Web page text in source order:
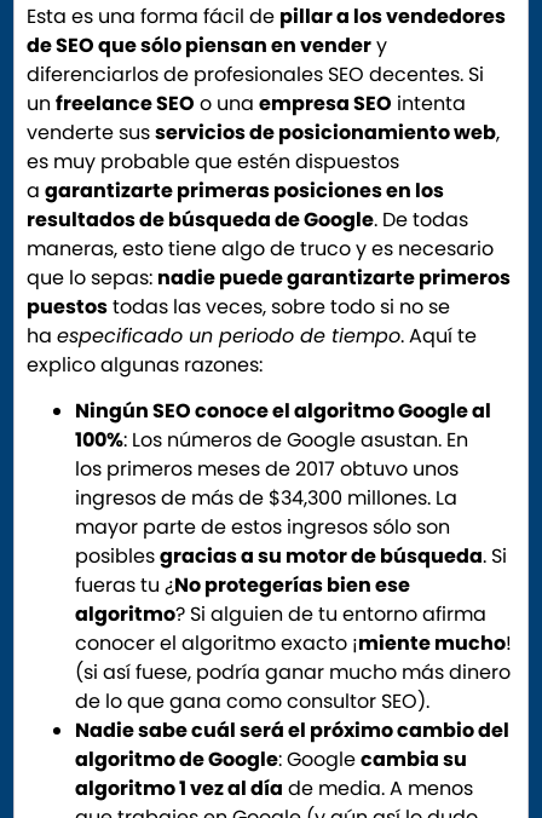
Esta es una forma fácil de pillar a los vendedores
de SEO que sólo piensan en vendery
diferenciarlos de profesionales SEO decentes. Si
unfreelance SEO o unaempresa SEO intenta
venderte susservicios de posicionamiento web,
es muy probable que estén dispuestos
agarantizarte primeras posiciones en los
resultados de búsqueda de Google. De todas
maneras, esto tiene algo de truco y es necesario
que lo sepas: nadie puede garantizarte primeros
puestostodas las veces, sobre todo si no se
haespecificado un periodo de tiempo. Aquí te
explico algunas razones:
Ningún SEO conoce el algoritmo Google al
100%: Los números de Google asustan. En
los primeros meses de 2017 obtuvo unos
ingresos de más de $34,300 millones. La
mayor parte de estos ingresos sólo son
posiblesgracias a su motor de búsqueda. Si
fueras tu ¿No protegerías bien ese
algoritmo? Si alguien de tu entorno afirma
conocer el algoritmo exacto ¡miente mucho!
(si así fuese, podría ganar mucho más dinero
de lo que gana como consultor SEO).
Nadie sabe cuál será el próximo cambio del
algoritmo de Google: Googlecambia su
algoritmo 1 vez al día de media. A menos